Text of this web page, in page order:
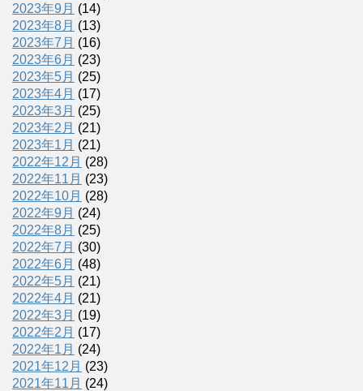
2023年9月 (14)
2023年8月 (13)
2023年7月 (16)
2023年6月 (23)
2023年5月 (25)
2023年4月 (17)
2023年3月 (25)
2023年2月 (21)
2023年1月 (21)
2022年12月 (28)
2022年11月 (23)
2022年10月 (28)
2022年9月 (24)
2022年8月 (25)
2022年7月 (30)
2022年6月 (48)
2022年5月 (21)
2022年4月 (21)
2022年3月 (19)
2022年2月 (17)
2022年1月 (24)
2021年12月 (23)
2021年11月 (24)